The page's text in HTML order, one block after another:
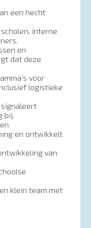
een hecht
interne
en
dat deze
voor
logistieke
signaleert
bij.
en ontwikkelt
van
klein team met